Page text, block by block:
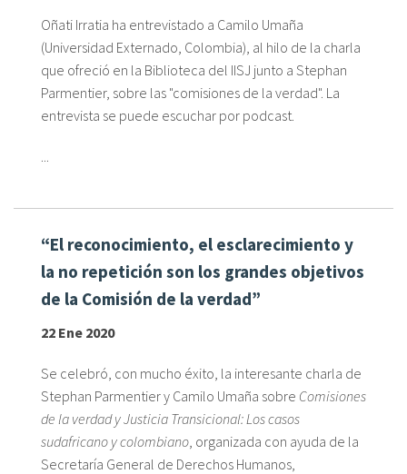
Oñati Irratia ha entrevistado a Camilo Umaña
(Universidad Externado, Colombia), al hilo de la charla
que ofreció en la Biblioteca del IISJ junto a Stephan
Parmentier, sobre las "comisiones de la verdad". La
entrevista se puede escuchar por podcast.
...
“El reconocimiento, el esclarecimiento y
la no repetición son los grandes objetivos
de la Comisión de la verdad”
22 Ene 2020
Se celebró, con mucho éxito, la interesante charla de
Stephan Parmentier y Camilo Umaña sobre Comisiones
de la verdad y Justicia Transicional: Los casos
sudafricano y colombiano , organizada con ayuda de la
Secretaría General de Derechos Humanos,